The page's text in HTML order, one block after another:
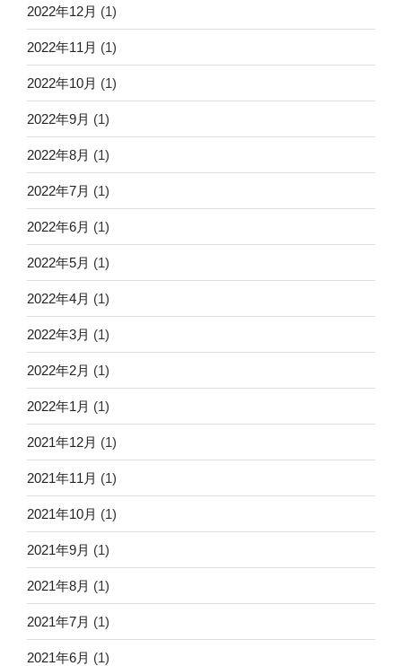
2022年12月 (1)
2022年11月 (1)
2022年10月 (1)
2022年9月 (1)
2022年8月 (1)
2022年7月 (1)
2022年6月 (1)
2022年5月 (1)
2022年4月 (1)
2022年3月 (1)
2022年2月 (1)
2022年1月 (1)
2021年12月 (1)
2021年11月 (1)
2021年10月 (1)
2021年9月 (1)
2021年8月 (1)
2021年7月 (1)
2021年6月 (1)